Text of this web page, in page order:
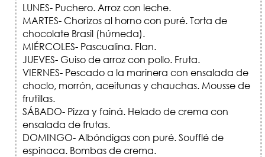
LUNES- Puchero. Arroz con leche.
MARTES- Chorizos al horno con puré. Torta de
chocolate Brasil (húmeda).
MIÉRCOLES- Pascualina. Flan.
JUEVES- Guiso de arroz con pollo. Fruta.
VIERNES- Pescado a la marinera con ensalada de
choclo, morrón, aceitunas y chauchas. Mousse de
frutillas.
SÁBADO- Pizza y fainá. Helado de crema con
ensalada de frutas.
DOMINGO- Albóndigas con puré. Soufflé de
espinaca. Bombas de crema.